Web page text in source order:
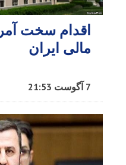
اقدام سخت
مالی ایران
7 آگوست 21:53